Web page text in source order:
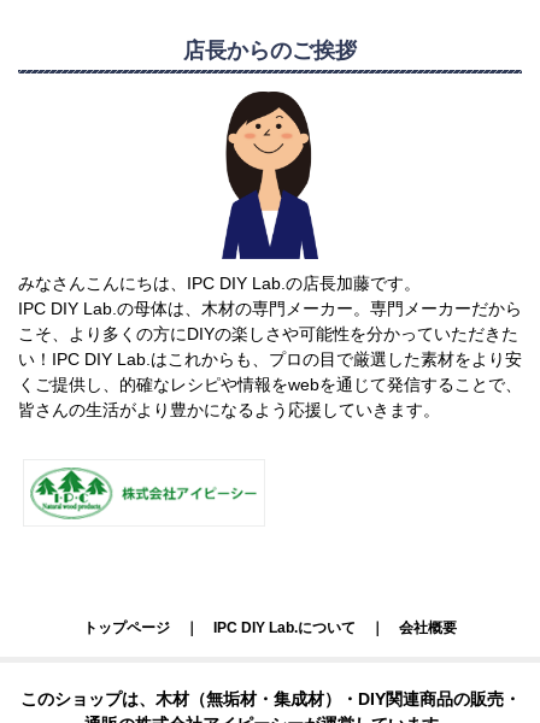
店長からのご挨拶
みなさんこんにちは、IPC DIY Lab.の店長加藤です。
IPC DIY Lab.の母体は、木材の専門メーカー。専門メーカーだから
こそ、より多くの方にDIYの楽しさや可能性を分かっていただきた
い！IPC DIY Lab.はこれからも、プロの目で厳選した素材をより安
くご提供し、的確なレシピや情報をwebを通じて発信することで、
皆さんの生活がより豊かになるよう応援していきます。
トップページ IPC DIY Lab.について 会社概要
このショップは、木材（無垢材・集成材）・DIY関連商品の販売・